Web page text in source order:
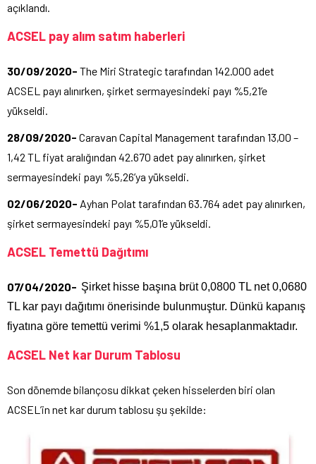
açıklandı.
ACSEL pay alım satım haberleri
30/09/2020- The Miri Strategic tarafından 142.000 adet
ACSEL payı alınırken, şirket sermayesindeki payı %5,21’e
yükseldi.
28/09/2020- Caravan Capital Management tarafından 13,00 –
1,42 TL fiyat aralığından 42.670 adet pay alınırken, şirket
sermayesindeki payı %5,26’ya yükseldi.
02/06/2020- Ayhan Polat tarafından 63.764 adet pay alınırken,
şirket sermayesindeki payı %5,01’e yükseldi.
ACSEL Temettü Dağıtımı
07/04/2020- Şirket hisse başına brüt 0,0800 TL net 0,0680
TL kar payı dağıtımı önerisinde bulunmuştur. Dünkü kapanış
fiyatına göre temettü verimi %1,5 olarak hesaplanmaktadır.
ACSEL Net kar Durum Tablosu
Son dönemde bilançosu dikkat çeken hisselerden biri olan
ACSEL’in net kar durum tablosu şu şekilde: